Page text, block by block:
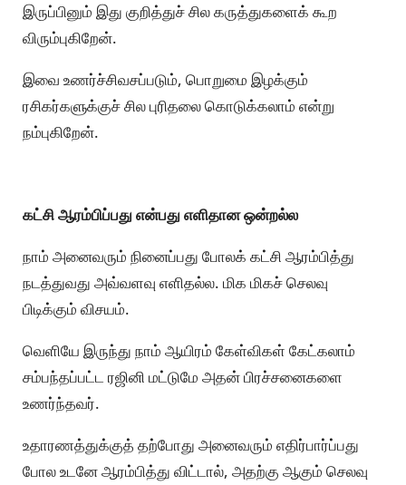
இருப்பினும் இது குறித்துச் சில கருத்துகளைக் கூற
விரும்புகிறேன்.
இவை உணர்ச்சிவசப்படும், பொறுமை இழக்கும்
ரசிகர்களுக்குச் சில புரிதலை கொடுக்கலாம் என்று
நம்புகிறேன்.
கட்சி ஆரம்பிப்பது என்பது எளிதான ஒன்றல்ல
நாம் அனைவரும் நினைப்பது போலக் கட்சி ஆரம்பித்து
நடத்துவது அவ்வளவு எளிதல்ல. மிக மிகச் செலவு
பிடிக்கும் விசயம்.
வெளியே இருந்து நாம் ஆயிரம் கேள்விகள் கேட்கலாம்
சம்பந்தப்பட்ட ரஜினி மட்டுமே அதன் பிரச்சனைகளை
உணர்ந்தவர்.
உதாரணத்துக்குத் தற்போது அனைவரும் எதிர்பார்ப்பது
போல உடனே ஆரம்பித்து விட்டால், அதற்கு ஆகும் செலவு